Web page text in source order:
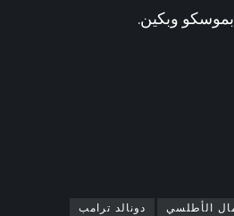
وبكين.
الأطلسي دونالد ترامب